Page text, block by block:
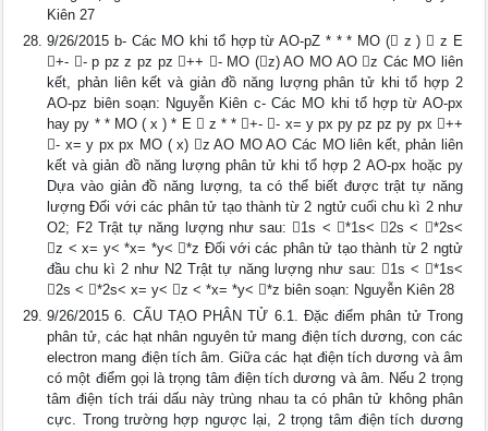
Kiên 27
9/26/2015 b- Các MO khi tổ hợp từ AO-pZ * * * MO ( z )  z E
+- - p pz z pz pz ++ - MO (z) AO MO AO z Các MO liên
kết, phản liên kết và giản đồ năng lượng phân tử khi tổ hợp 2
AO-pz biên soạn: Nguyễn Kiên c- Các MO khi tổ hợp từ AO-px
hay py * * MO ( x ) * E  z * * +- - x= y px py pz pz py px ++
- x= y px px MO ( x) z AO MO AO Các MO liên kết, phản liên
kết và giản đồ năng lượng phân tử khi tổ hợp 2 AO-px hoặc py
Dựa vào giản đồ năng lượng, ta có thể biết được trật tự năng
lượng Đối với các phân tử tạo thành từ 2 ngtử cuối chu kì 2 như
O2; F2 Trật tự năng lượng như sau: 1s < *1s< 2s < *2s<
z < x= y< *x= *y< *z Đối với các phân tử tạo thành từ 2 ngtử
đầu chu kì 2 như N2 Trật tự năng lượng như sau: 1s < *1s<
2s < *2s< x= y< z < *x= *y< *z biên soạn: Nguyễn Kiên 28
9/26/2015 6. CẤU TẠO PHÂN TỬ 6.1. Đặc điểm phân tử Trong
phân tử, các hạt nhân nguyên tử mang điện tích dương, con các
electron mang điện tích âm. Giữa các hạt điện tích dương và âm
có một điểm gọi là trọng tâm điện tích dương và âm. Nếu 2 trọng
tâm điện tích trái dấu này trùng nhau ta có phân tử không phân
cực. Trong trường hợp ngược lại, 2 trọng tâm điện tích dương